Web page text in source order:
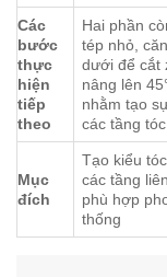
Các
bước
thực
hiện
tiếp
theo
Hai phần
tép nhỏ,
dưới để cắt
nâng lên
nhằm tạo
các tầng tóc
Mục
đích
Tạo kiểu
các tầng
phù hợp
thống